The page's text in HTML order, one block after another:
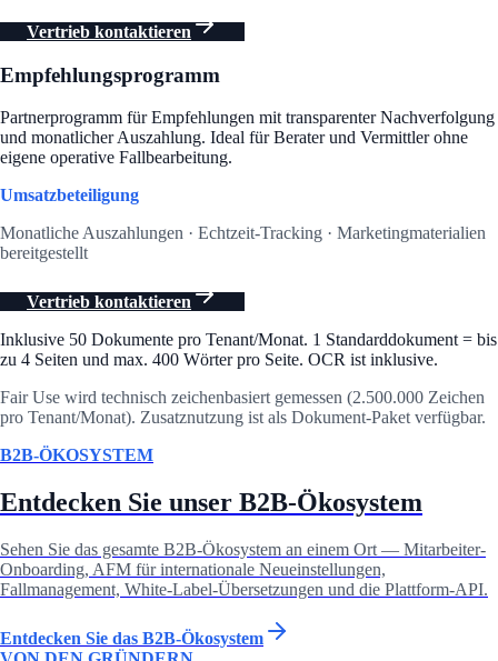
Vertrieb kontaktieren
Empfehlungsprogramm
Partnerprogramm für Empfehlungen mit transparenter Nachverfolgung
und monatlicher Auszahlung. Ideal für Berater und Vermittler ohne
eigene operative Fallbearbeitung.
Umsatzbeteiligung
Monatliche Auszahlungen · Echtzeit-Tracking · Marketingmaterialien
bereitgestellt
Vertrieb kontaktieren
Inklusive 50 Dokumente pro Tenant/Monat. 1 Standarddokument = bis
zu 4 Seiten und max. 400 Wörter pro Seite. OCR ist inklusive.
Fair Use wird technisch zeichenbasiert gemessen (2.500.000 Zeichen
pro Tenant/Monat). Zusatznutzung ist als Dokument-Paket verfügbar.
B2B-ÖKOSYSTEM
Entdecken Sie unser B2B-Ökosystem
Sehen Sie das gesamte B2B-Ökosystem an einem Ort — Mitarbeiter-
Onboarding, AFM für internationale Neueinstellungen,
Fallmanagement, White-Label-Übersetzungen und die Plattform-API.
Entdecken Sie das B2B-Ökosystem